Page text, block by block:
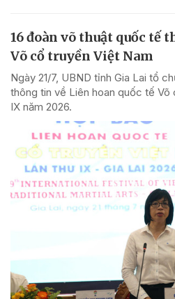
16 đoàn võ thuật quốc tế
Võ cổ truyền Việt Nam
Ngày 21/7, UBND tỉnh Gia Lai tổ
thông tin về Liên hoan quốc tế
IX năm 2026.